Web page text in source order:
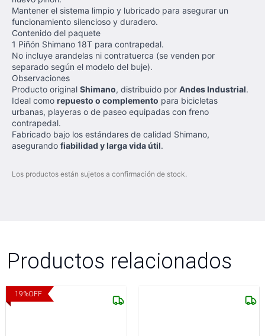
Mantener el sistema limpio y lubricado para asegurar un
funcionamiento silencioso y duradero.
Contenido del paquete
1 Piñón Shimano 18T para contrapedal.
No incluye arandelas ni contratuerca (se venden por
separado según el modelo del buje).
Observaciones
Producto original Shimano, distribuido por Andes Industrial.
Ideal como repuesto o complemento para bicicletas
urbanas, playeras o de paseo equipadas con freno
contrapedal.
Fabricado bajo los estándares de calidad Shimano,
asegurando fiabilidad y larga vida útil.
Los productos están sujetos a confirmación de stock.
Productos relacionados
19%OFF